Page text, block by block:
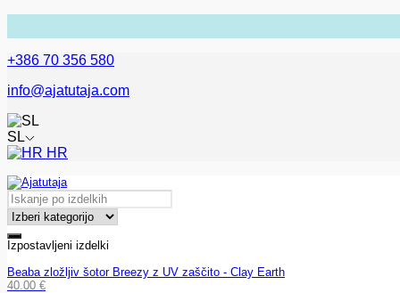
+386 70 356 580
info@ajatutaja.com
SL
HR
Izpostavljeni izdelki
Beaba zložljiv šotor Breezy z UV zaščito - Clay Earth
40.00 €